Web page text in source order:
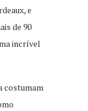
e
de 90
incrível
costumam